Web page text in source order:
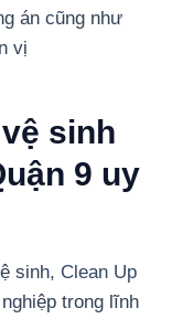
án cũng như
vị
sinh
9 uy
sinh, Clean Up
trong lĩnh